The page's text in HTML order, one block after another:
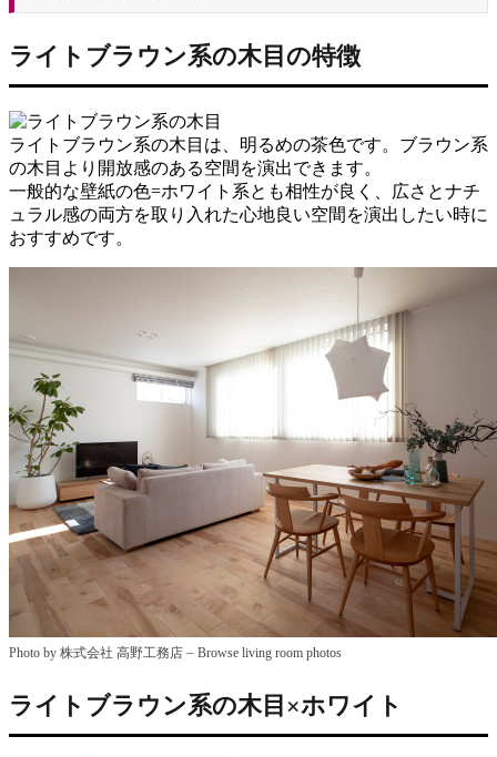
ライトブラウン系の木目の特徴
ライトブラウン系の木目は、明るめの茶色です。ブラウン系
の木目より開放感のある空間を演出できます。
一般的な壁紙の色=ホワイト系とも相性が良く、広さとナチ
ュラル感の両方を取り入れた心地良い空間を演出したい時に
おすすめです。
Photo by 株式会社 高野工務店 – Browse living room photos
ライトブラウン系の木目×ホワイト